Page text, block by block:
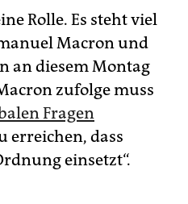
Rolle. Es steht viel
Macron und
an diesem Montag
zufolge muss
Fragen
erreichen, dass
einsetzt“.